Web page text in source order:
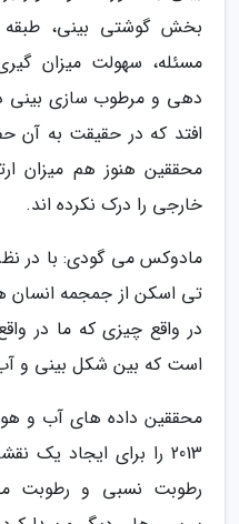
بخش گوشتی بینی،
مسئله، سهولت میزان
دهی و مرطوب سازی بینی
افتد که در حقیقت به آن
محققین هنوز هم میزان
خارجی را درک نکرده اند.
مادوکس می گودی: با در
تی اسکن از جمجمه انسان
در واقع چیزی که ما در
است که بین شکل بینی و آب
2013 را برای ایجاد یک
رطوبت نسبی و رطوبت